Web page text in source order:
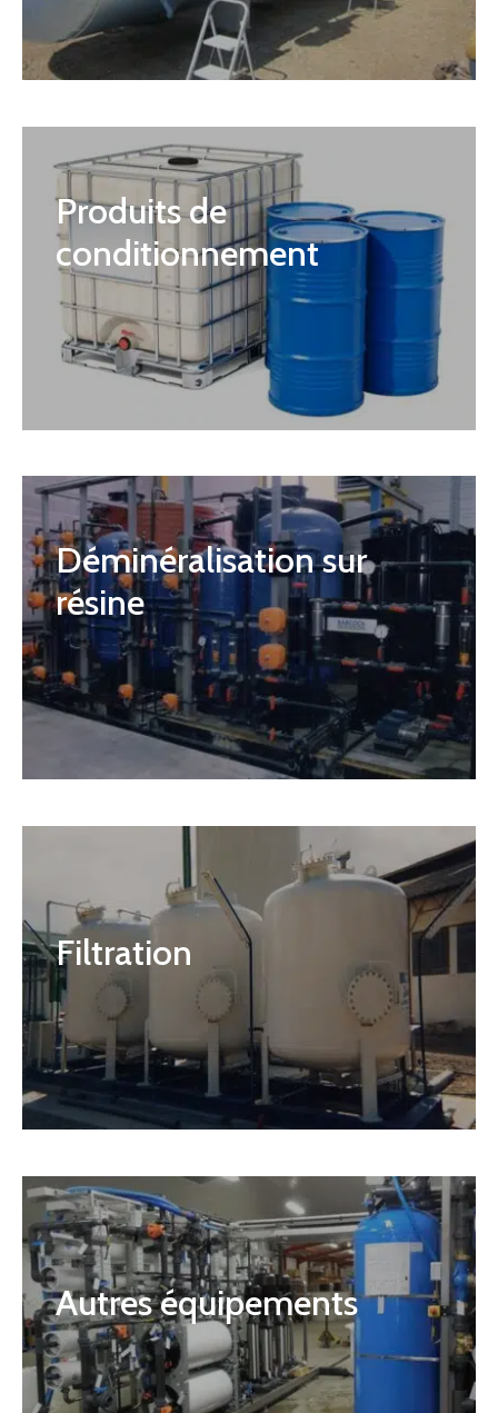
Produits de
conditionnement
Déminéralisation sur
résine
Filtration
Autres équipements